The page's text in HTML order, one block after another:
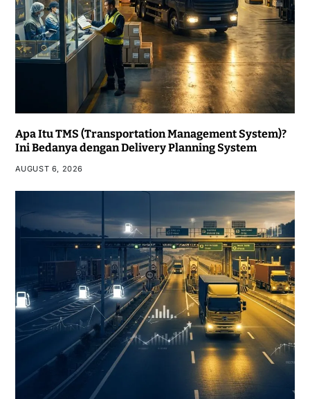
Apa Itu TMS (Transportation Management System)?
Ini Bedanya dengan Delivery Planning System
AUGUST 6, 2026